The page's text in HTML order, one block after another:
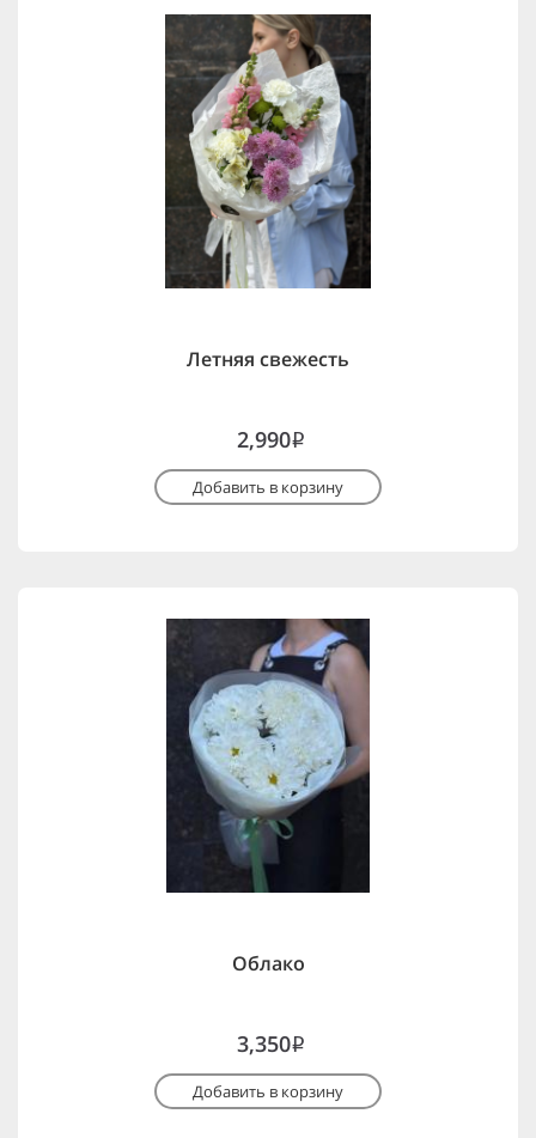
Летняя свежесть
2,990i
Добавить в корзину
Облако
3,350i
Добавить в корзину